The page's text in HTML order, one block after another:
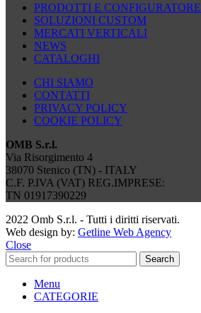
PRODOTTI E CONFIGURATORE
SOLUZIONI CUSTOM
MERCATI VERTICALI
NEWS
CATALOGHI
CHI SIAMO
CONTATTI
PRIVACY POLICY
COOKIE POLICY
OMB S.r.l.
Via Risorgimento 4
38070 Stenico (TN) - ITALY
C.F. P.IVA (VAT) REG.IMPRESE:
TN 01917390229
2022 Omb S.r.l. - Tutti i diritti riservati.
Web design by: Getline Web Agency
Close
Search
Menu
CATEGORIE